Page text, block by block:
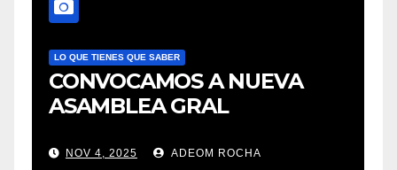
LO QUE TIENES QUE SABER
CONVOCAMOS A NUEVA
ASAMBLEA GRAL
NOV 4, 2025 ADEOM ROCHA